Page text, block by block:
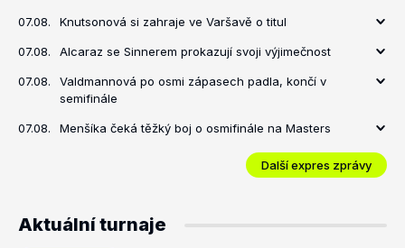
07.08. Knutsonová si zahraje ve Varšavě o titul
07.08. Alcaraz se Sinnerem prokazují svoji výjimečnost
07.08.
Valdmannová po osmi zápasech padla, končí v
semifinále
07.08. Menšíka čeká těžký boj o osmifinále na Masters
Další expres zprávy
Aktuální turnaje